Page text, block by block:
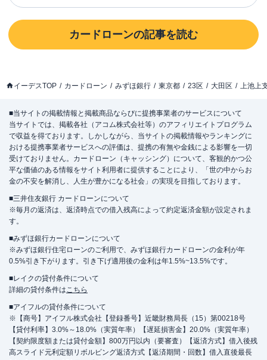
カードローンの記事を読む
イーデスTOP カードローン みずほ銀行 東京都 23区 大田区 上池上
■当サイトの掲載情報と掲載商品ならびに提携事業者のサービスについて
当サイトでは、掲載各社（アコム株式会社等）のアフィリエイトプログラム
で収益を得ております。しかしながら、当サイトの掲載情報やランキングに
おける提携事業者サービスへの評価は、提携の有無や金銭による影響を一切
受けておりません。カードローン（キャッシング）について、客観的かつ公
平な価値のある情報をサイト利用者に提供することにより、「世の中からお
金の不安を解消し、人生が豊かになる社会」の実現を目指しております。
■三井住友銀行 カードローンについて
※毎月の返済は、返済時点での借入残高によって約定返済金額が設定されま
す。
■みずほ銀行カードローンについて
※みずほ銀行住宅ローンのご利用で、みずほ銀行カードローンの金利が年
0.5%引き下がります。引き下げ適用後の金利は年1.5%~13.5%です。
■レイクの貸付条件について
詳細の貸付条件はこちら
■アイフルの貸付条件について
※【商号】アイフル株式会社【登録番号】近畿財務局長（15）第00218号
【貸付利率】3.0%～18.0%（実質年率）【遅延損害金】20.0%（実質年率）
【契約限度額または貸付金額】800万円以内（要審査）【返済方式】借入後残
高スライド元利定額リボルビング返済方式【返済期間・回数】借入直後最長